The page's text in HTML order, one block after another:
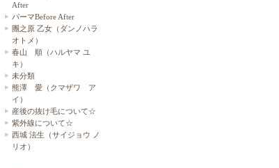
After
パーマBefore After
團之原 乙女（ダンノハラ
オトメ）
春山 順（ハルヤマ ユ
キ）
未分類
熊澤 愛（クマザワ ア
イ）
産後の抜け毛について☆
紫外線について☆
西城 法生（サイジョウ ノ
リオ）